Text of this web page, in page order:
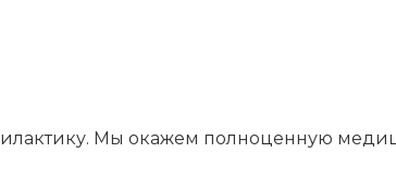
Мы окажем полноценную